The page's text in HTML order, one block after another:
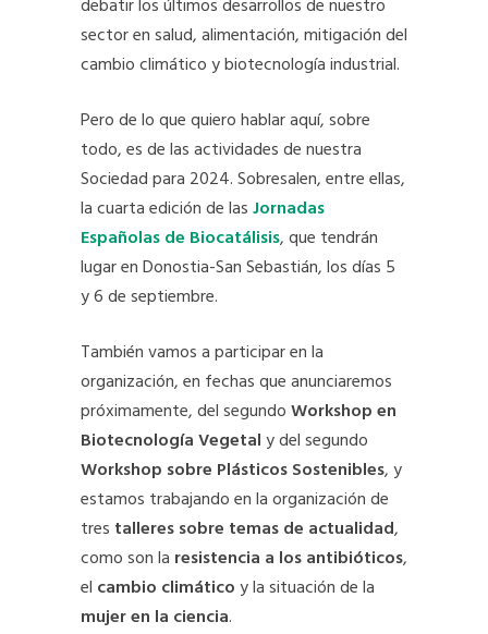
debatir los últimos desarrollos de nuestro
sector en salud, alimentación, mitigación del
cambio climático y biotecnología industrial.
Pero de lo que quiero hablar aquí, sobre
todo, es de las actividades de nuestra
Sociedad para 2024. Sobresalen, entre ellas,
la cuarta edición de lasJornadas
Españolas de Biocatálisis, que tendrán
lugar en Donostia-San Sebastián, los días 5
y 6 de septiembre.
También vamos a participar en la
organización, en fechas que anunciaremos
próximamente, del segundoWorkshop en
Biotecnología Vegetaly del segundo
Workshop sobre Plásticos Sostenibles, y
estamos trabajando en la organización de
tres talleres sobre temas de actualidad,
como son la resistencia a los antibióticos,
el cambio climáticoy la situación de la
mujer en la ciencia.